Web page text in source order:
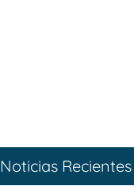
Noticias Recientes